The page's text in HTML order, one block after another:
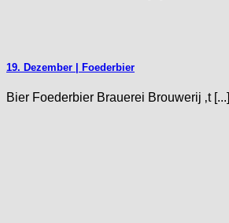
19. Dezember | Foederbier
Bier Foederbier Brauerei Brouwerij ‚t [...]